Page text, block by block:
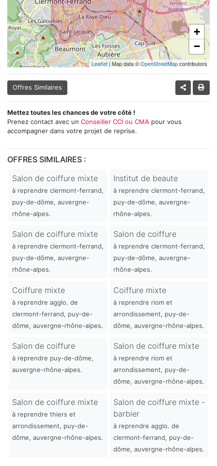
+
−
Leaflet | Map data ©OpenStreetMapcontributors
Offres Similaires
Mettez toutes les chances de votre côté !
Prenez contact avec un Conseiller CCI ou CMA pour vous
accompagner dans votre projet de reprise.
OFFRES SIMILAIRES :
Salon de coiffure mixte
à reprendre clermont-ferrand,
puy-de-dôme, auvergne-
rhône-alpes.
Institut de beaute
à reprendre clermont-ferrand,
puy-de-dôme, auvergne-
rhône-alpes.
Salon de coiffure mixte
à reprendre clermont-ferrand,
puy-de-dôme, auvergne-
rhône-alpes.
Salon de coiffure
à reprendre clermont-ferrand,
puy-de-dôme, auvergne-
rhône-alpes.
Coiffure mixte
à reprendre agglo. de
clermont-ferrand, puy-de-
dôme, auvergne-rhône-alpes.
Coiffure mixte
à reprendre riom et
arrondissement, puy-de-
dôme, auvergne-rhône-alpes.
Salon de coiffure
à reprendre puy-de-dôme,
auvergne-rhône-alpes.
Salon de coiffure mixte
à reprendre riom et
arrondissement, puy-de-
dôme, auvergne-rhône-alpes.
Salon de coiffure mixte
à reprendre thiers et
arrondissement, puy-de-
dôme, auvergne-rhône-alpes.
Salon de coiffure mixte -
barbier
à reprendre agglo. de
clermont-ferrand, puy-de-
dôme, auvergne-rhône-alpes.